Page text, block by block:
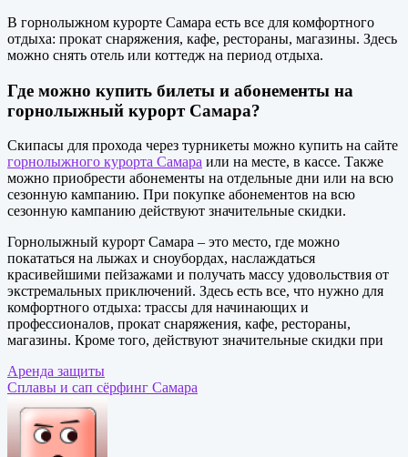
В горнолыжном курорте Самара есть все для комфортного
отдыха: прокат снаряжения, кафе, рестораны, магазины. Здесь
можно снять отель или коттедж на период отдыха.
Где можно купить билеты и абонементы на
горнолыжный курорт Самара?
Скипасы для прохода через турникеты можно купить на сайте
горнолыжного курорта Самара или на месте, в кассе. Также
можно приобрести абонементы на отдельные дни или на всю
сезонную кампанию. При покупке абонементов на всю
сезонную кампанию действуют значительные скидки.
Горнолыжный курорт Самара – это место, где можно
покататься на лыжах и сноубордах, наслаждаться
красивейшими пейзажами и получать массу удовольствия от
экстремальных приключений. Здесь есть все, что нужно для
комфортного отдыха: трассы для начинающих и
профессионалов, прокат снаряжения, кафе, рестораны,
магазины. Кроме того, действуют значительные скидки при
Навигация
по
записям
Аренда защиты
Сплавы и сап сёрфинг Самара